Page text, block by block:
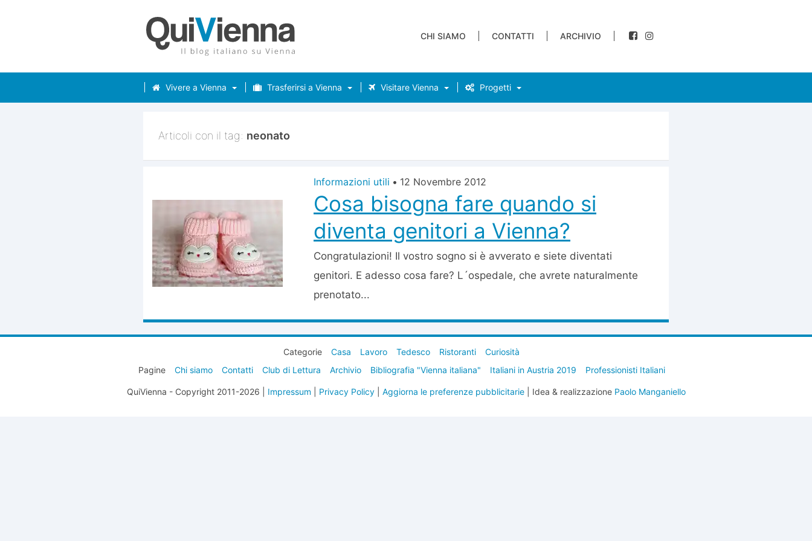
CHI SIAMO CONTATTI ARCHIVIO
Vivere a Vienna Trasferirsi a Vienna Visitare Vienna Progetti
Articoli con il tag: neonato
Informazioni utili • 12 Novembre 2012
Cosa bisogna fare quando si
diventa genitori a Vienna?
Congratulazioni! Il vostro sogno si è avverato e siete diventati
genitori. E adesso cosa fare? L´ospedale, che avrete naturalmente
prenotato...
Categorie Casa Lavoro Tedesco Ristoranti
Curiosità
Pagine
Chi siamo Contatti Club di Lettura Archivio Bibliografia "Vienna italiana" Italiani in Austria 2019 Professionisti Italiani
QuiVienna - Copyright 2011-2026 | Impressum Privacy Policy| Aggiorna le preferenze pubblicitarie| Idea & realizzazione Paolo Manganiello